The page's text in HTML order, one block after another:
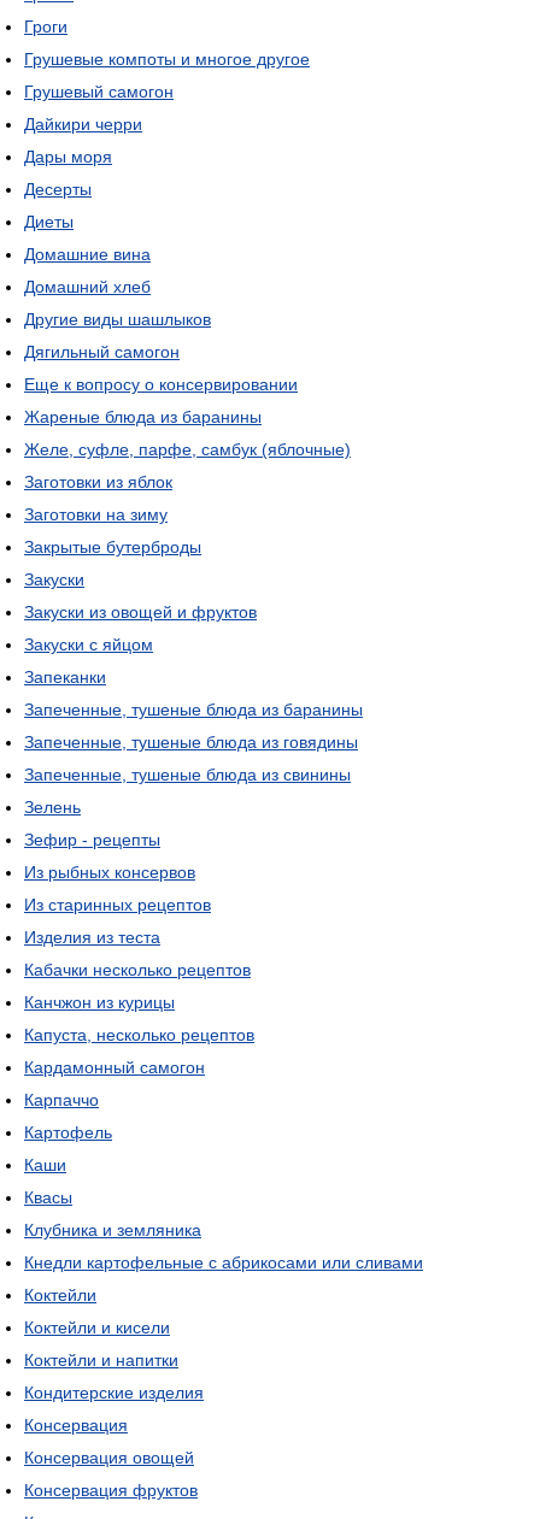
Гроги
Грушевые компоты и многое другое
Грушевый самогон
Дайкири черри
Дары моря
Десерты
Диеты
Домашние вина
Домашний хлеб
Другие виды шашлыков
Дягильный самогон
Еще к вопросу о консервировании
Жареные блюда из баранины
Желе, суфле, парфе, самбук (яблочные)
Заготовки из яблок
Заготовки на зиму
Закрытые бутерброды
Закуски
Закуски из овощей и фруктов
Закуски с яйцом
Запеканки
Запеченные, тушеные блюда из баранины
Запеченные, тушеные блюда из говядины
Запеченные, тушеные блюда из свинины
Зелень
Зефир - рецепты
Из рыбных консервов
Из старинных рецептов
Изделия из теста
Кабачки несколько рецептов
Канчжон из курицы
Капуста, несколько рецептов
Кардамонный самогон
Карпаччо
Картофель
Каши
Квасы
Клубника и земляника
Кнедли картофельные с абрикосами или сливами
Коктейли
Коктейли и кисели
Коктейли и напитки
Кондитерские изделия
Консервация
Консервация овощей
Консервация фруктов